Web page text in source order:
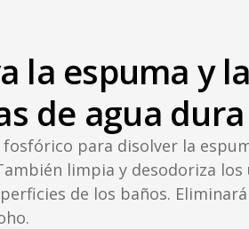
la espuma y
de agua dura
para disolver la
limpia y desodoriza
de los baños.